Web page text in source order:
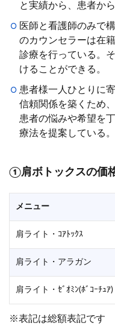
と実績から、患者か
医師と看護師のみで
のカウンセラーは在
診療を行っている。
けることができる。
患者様一人ひとりに
信頼関係を築くため
患者の悩みや希望を
療法を提案している。
①肩ボトックスの価
メニュー
肩ライト・ｺｱﾄｯｸｽ
肩ライト・アラガン
肩ライト・ｾﾞｵﾐﾝ(ﾎﾞｺｰﾁｭｱ)
※表記は総額表記です